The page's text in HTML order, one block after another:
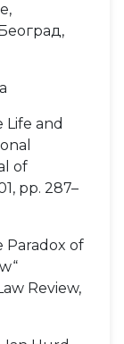
Life and
of
pp. 287–
Paradox of
Review,